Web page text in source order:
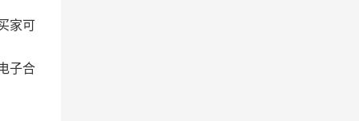
家可
子合